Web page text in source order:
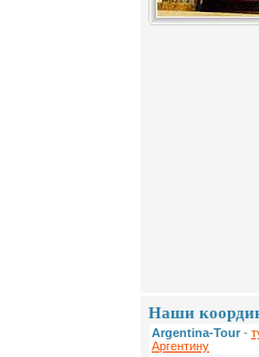
Наши
Argentina-Tour -
Аргентину